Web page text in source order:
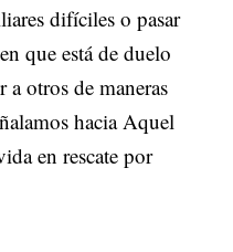
difíciles o pasar
que está de duelo
otros de maneras
hacia Aquel
en rescate por